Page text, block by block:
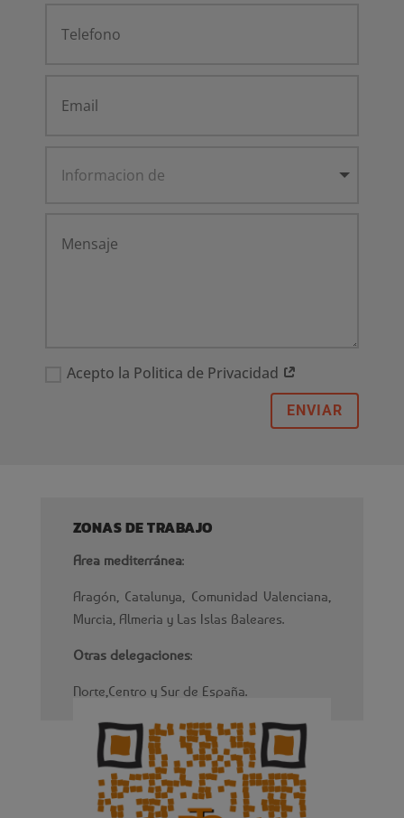
Acepto la Politica de Privacidad
ENVIAR
ZONAS DE TRABAJO
Area mediterránea:
Aragón, Catalunya, Comunidad Valenciana,
Murcia, Almeria y Las Islas Baleares.
Otras delegaciones:
Norte,Centro y Sur de España.